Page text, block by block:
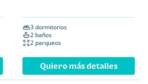
3 dormitorios
2 baños
2 parqueos
Quiero más detalles